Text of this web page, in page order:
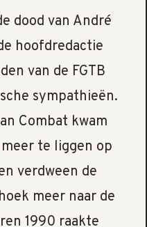
dood van André
hoofdredactie
van de FGTB
sympathieën.
Combat kwam
te liggen op
verdween de
meer naar de
1990 raakte